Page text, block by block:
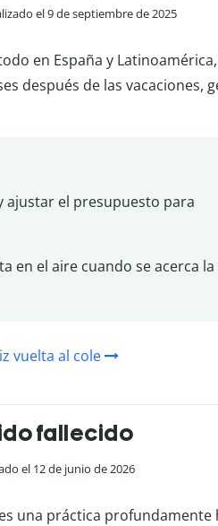
el 9 de septiembre de 2025
en España y
después de las vacaciones,
ajustar el presupuesto para
en el aire cuando se acerca
vuelta al cole
fallecido
el 12 de junio de 2026
es una práctica profundamente